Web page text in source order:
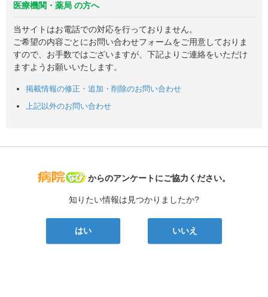
医療機関・薬局 の方へ
当サイトはお電話での対応を行っておりません。
ご希望の内容ごとにお問い合わせフォームをご用意しておりま
すので、お手数ではございますが、下記よりご連絡をいただけ
ますようお願いいたします。
掲載情報の修正・追加・削除のお問い合わせ
上記以外のお問い合わせ
病院なび
からのアンケートにご協力ください。
知りたい情報は見つかりましたか?
はい いいえ